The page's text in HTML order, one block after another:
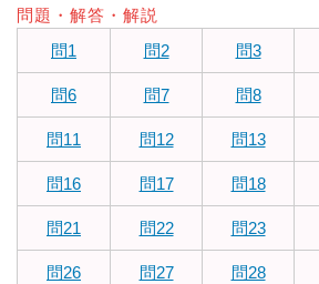
問題・解答・解説
問1
問2 問3
問6 問7 問8
問11 問12 問13
問16 問17 問18
問21 問22 問23
問26 問27 問28